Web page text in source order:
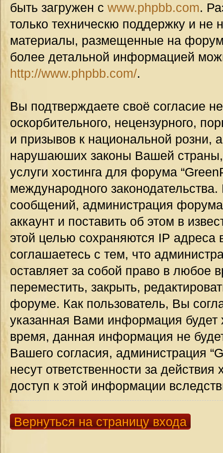
быть загружен с www.phpbb.com.
только техническю поддержку и не
материалы, размещенные на
более детальной информацией
http://www.phpbb.com/.
Вы подтверждаете своё согласие
оскорбительного, нецензурного,
и призывов к национальной розни,
нарушаюших законы Вашей страны,
услуги хостинга для форума
международного
сообщений, администрация
аккаунт и поставить об этом в
этой целью сохраняются IP
соглашаетесь с тем, что
оставляет за собой право в любое
переместить, закрыть,
форуме. Как пользователь, Вы
указанная Вами информация будет
время, данная информация не
Вашего согласия, администрация
несут ответственности за
доступ к этой информации
Вернуться на страницу входа